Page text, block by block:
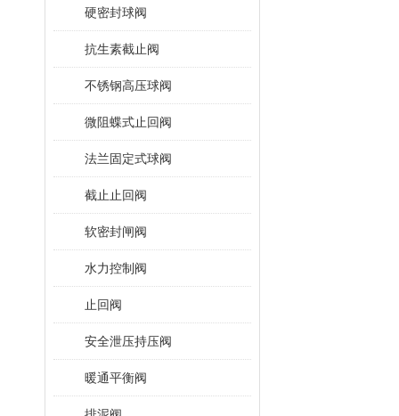
硬密封球阀
抗生素截止阀
不锈钢高压球阀
微阻蝶式止回阀
法兰固定式球阀
截止止回阀
软密封闸阀
水力控制阀
止回阀
安全泄压持压阀
暖通平衡阀